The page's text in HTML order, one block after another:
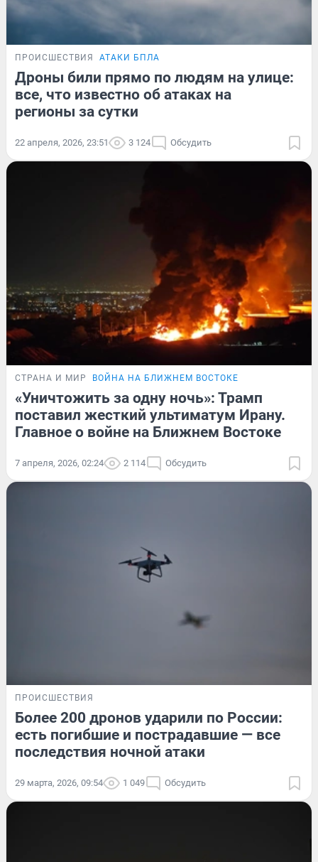
ПРОИСШЕСТВИЯ АТАКИ БПЛА
Дроны били прямо по людям на улице:
все, что известно об атаках на
регионы за сутки
22 апреля, 2026, 23:51 3 124 Обсудить
СТРАНА И МИР ВОЙНА НА БЛИЖНЕМ ВОСТОКЕ
«Уничтожить за одну ночь»: Трамп
поставил жесткий ультиматум Ирану.
Главное о войне на Ближнем Востоке
7 апреля, 2026, 02:24 2 114 Обсудить
ПРОИСШЕСТВИЯ
Более 200 дронов ударили по России:
есть погибшие и пострадавшие — все
последствия ночной атаки
29 марта, 2026, 09:54 1 049 Обсудить